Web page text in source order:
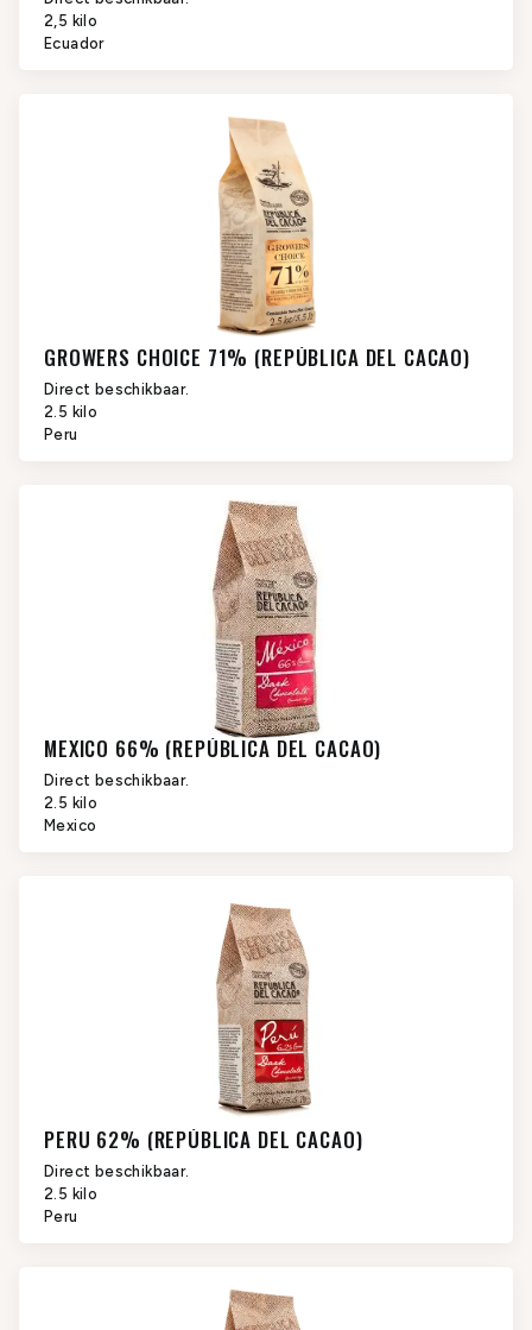
2,5 kilo
Ecuador
GROWERS CHOICE 71% (REPÚBLICA DEL CACAO)
Direct beschikbaar.
2.5 kilo
Peru
MEXICO 66% (REPÚBLICA DEL CACAO)
Direct beschikbaar.
2.5 kilo
Mexico
PERU 62% (REPÚBLICA DEL CACAO)
Direct beschikbaar.
2.5 kilo
Peru